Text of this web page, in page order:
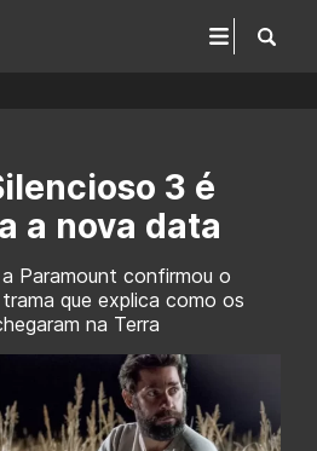
3 é
a nova data
Paramount confirmou o
que explica como os
na Terra